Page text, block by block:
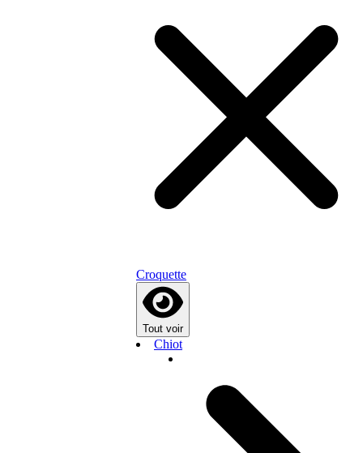
Croquette
Tout voir
Chiot